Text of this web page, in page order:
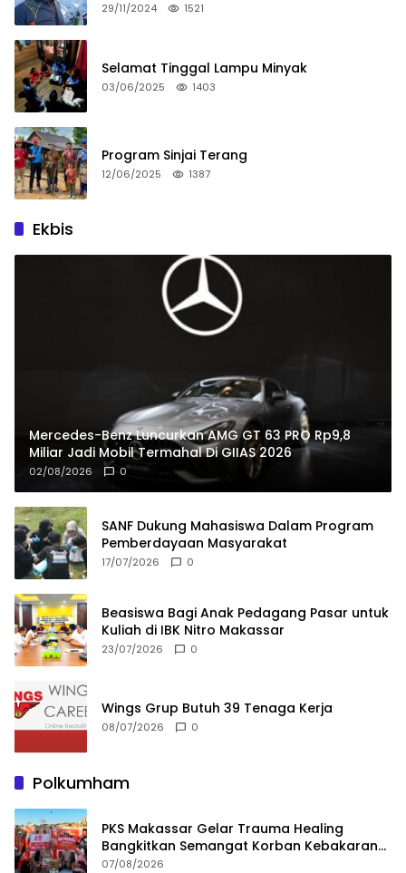
29/11/2024 1521
Selamat Tinggal Lampu Minyak
03/06/2025 1403
Program Sinjai Terang
12/06/2025 1387
Ekbis
Mercedes-Benz Luncurkan AMG GT 63 PRO Rp9,8
Miliar Jadi Mobil Termahal Di GIIAS 2026
02/08/2026 0
SANF Dukung Mahasiswa Dalam Program
Pemberdayaan Masyarakat
17/07/2026 0
Beasiswa Bagi Anak Pedagang Pasar untuk
Kuliah di IBK Nitro Makassar
23/07/2026 0
Wings Grup Butuh 39 Tenaga Kerja
08/07/2026 0
Polkumham
PKS Makassar Gelar Trauma Healing
Bangkitkan Semangat Korban Kebakaran
Tallo
07/08/2026